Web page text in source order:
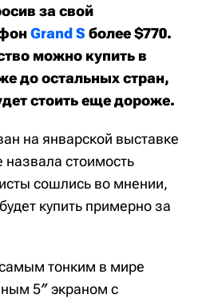
за свой
Grand Sболее $770.
можно купить в
до остальных стран,
стоить еще дороже.
на январской выставке
назвала стоимость
сошлись во мнении,
купить примерно за
тонким в мире
5″ экраном с